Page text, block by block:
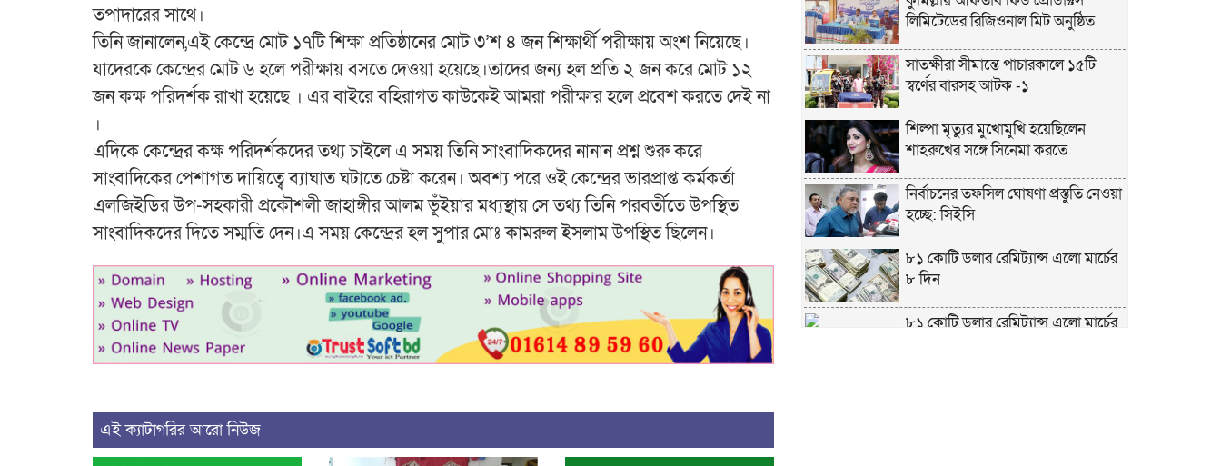
তপাদারের সাথে।
তিনি জানালেন,এই কেন্দ্রে মোট ১৭টি শিক্ষা প্রতিষ্ঠানের মোট ৩’শ ৪ জন শিক্ষার্থী পরীক্ষায় অংশ নিয়েছে।
যাদেরকে কেন্দ্রের মোট ৬ হলে পরীক্ষায় বসতে দেওয়া হয়েছে।তাদের জন্য হল প্রতি ২ জন করে মোট ১২
জন কক্ষ পরিদর্শক রাখা হয়েছে । এর বাইরে বহিরাগত কাউকেই আমরা পরীক্ষার হলে প্রবেশ করতে দেই না
।
এদিকে কেন্দ্রের কক্ষ পরিদর্শকদের তথ্য চাইলে এ সময় তিনি সাংবাদিকদের নানান প্রশ্ন শুরু করে
সাংবাদিকের পেশাগত দায়িত্বে ব্যাঘাত ঘটাতে চেষ্টা করেন। অবশ্য পরে ওই কেন্দ্রের ভারপ্রাপ্ত কর্মকর্তা
এলজিইডির উপ-সহকারী প্রকৌশলী জাহাঙ্গীর আলম ভূঁইয়ার মধ্যস্থায় সে তথ্য তিনি পরবর্তীতে উপস্থিত
সাংবাদিকদের দিতে সম্মতি দেন।এ সময় কেন্দ্রের হল সুপার মোঃ কামরুল ইসলাম উপস্থিত ছিলেন।
এই ক্যাটাগরির আরো নিউজ
লিমিটেডের রিজিওনাল মিট অনুষ্ঠিত
সাতক্ষীরা সীমান্তে পাচারকালে ১৫টি
স্বর্ণের বারসহ আটক -১
শিল্পা মৃত্যুর মুখোমুখি হয়েছিলেন
শাহরুখের সঙ্গে সিনেমা করতে
নির্বাচনের তফসিল ঘোষণা প্রস্তুতি নেওয়া
হচ্ছে: সিইসি
৮১ কোটি ডলার রেমিট্যান্স এলো মার্চের
৮ দিন
৮১ কোটি ডলার রেমিট্যান্স এলো মার্চের